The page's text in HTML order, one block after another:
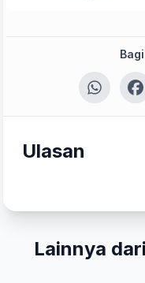
Ulasan
Lainnya